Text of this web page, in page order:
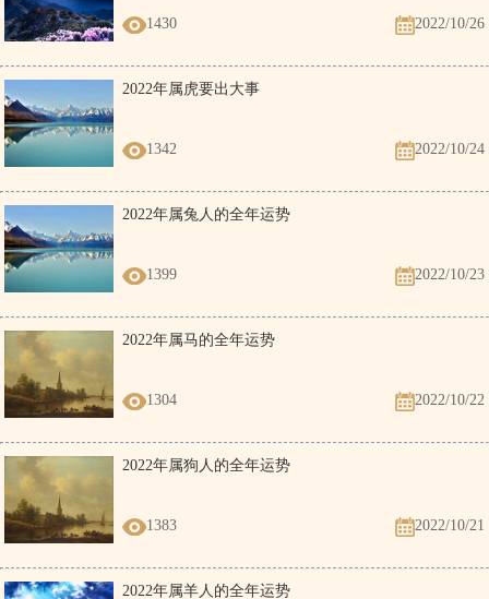
1430 2022/10/26
2022年属虎要出大事
1342 2022/10/24
2022年属兔人的全年运势
1399 2022/10/23
2022年属马的全年运势
1304 2022/10/22
2022年属狗人的全年运势
1383 2022/10/21
2022年属羊人的全年运势